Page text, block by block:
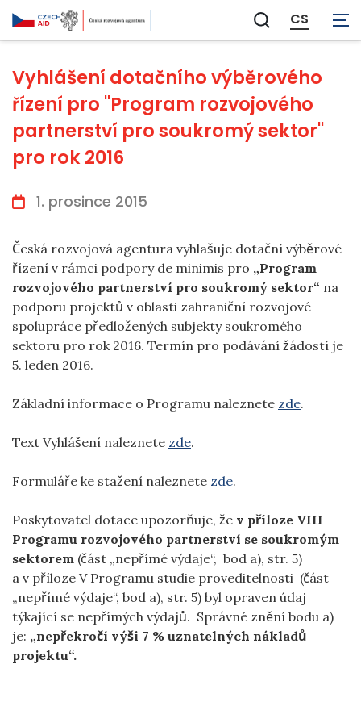
Zobrazit
vyhledávání
CS
Vyhlášení dotačního výběrového
řízení pro ''Program rozvojového
partnerství pro soukromý sektor''
pro rok 2016
1. prosince 2015
Česká rozvojová agentura vyhlašuje dotační výběrové
řízení v rámci podpory de minimis pro „Program
rozvojového partnerství pro soukromý sektor“ na
podporu projektů v oblasti zahraniční rozvojové
spolupráce předložených subjekty soukromého
sektoru pro rok 2016. Termín pro podávání žádostí je
5. leden 2016.
Základní informace o Programu naleznete zde.
Text Vyhlášení naleznete zde.
Formuláře ke stažení naleznete zde.
Poskytovatel dotace upozorňuje, že v příloze VIII
Programu rozvojového partnerství se soukromým
sektorem (část „nepřímé výdaje“, bod a), str. 5)
a v příloze V Programu studie proveditelnosti (část
„nepřímé výdaje“, bod a), str. 5) byl opraven údaj
týkající se nepřímých výdajů. Správné znění bodu a)
je: „nepřekročí výši 7 % uznatelných nákladů
projektu“.